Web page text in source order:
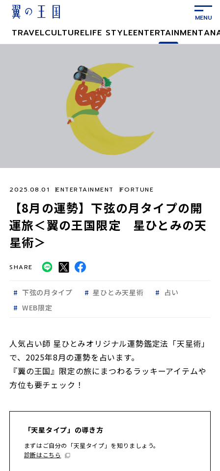
TRAVELCULTURELIFE STYLEENTERTAINMENT
【8月の運勢】下弦の月タイプの開
運旅＜翼の王国限定 星ひとみの天
星術＞
2025.08.01 ENTERTAINMENT FORTUNE
SHARE
下弦の月タイプ 星ひとみ天星術
占い
WEB限定
人気占い師 星ひとみオリジナル運勢鑑定法「天星術」
で、2025年8月の運勢を占います。
『翼の王国』限定の旅にまつわるラッキーアイテムや
方位も要チェック！
「天星タイプ」の導き方
まずはご自分の「天星タイプ」を知りましょう。
診断はこちら